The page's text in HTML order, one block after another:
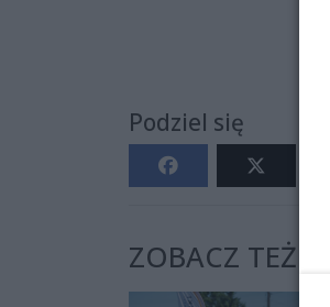
Podziel się
ZOBACZ TEŻ: